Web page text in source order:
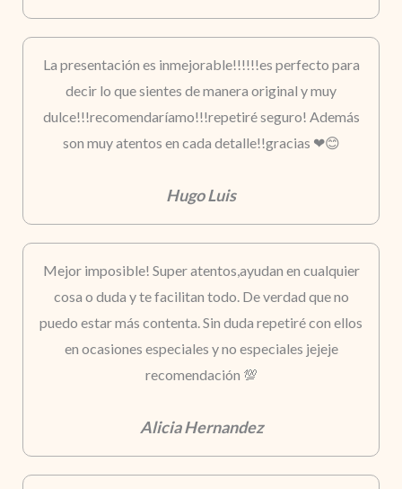
La presentación es inmejorable!!!!!!es perfecto para
decir lo que sientes de manera original y muy
dulce!!!recomendaríamo!!!repetiré seguro! Además
son muy atentos en cada detalle!!gracias ❤😊
Hugo Luis
Mejor imposible! Super atentos,ayudan en cualquier
cosa o duda y te facilitan todo. De verdad que no
puedo estar más contenta. Sin duda repetiré con ellos
en ocasiones especiales y no especiales jejeje
recomendación 💯
Alicia Hernandez